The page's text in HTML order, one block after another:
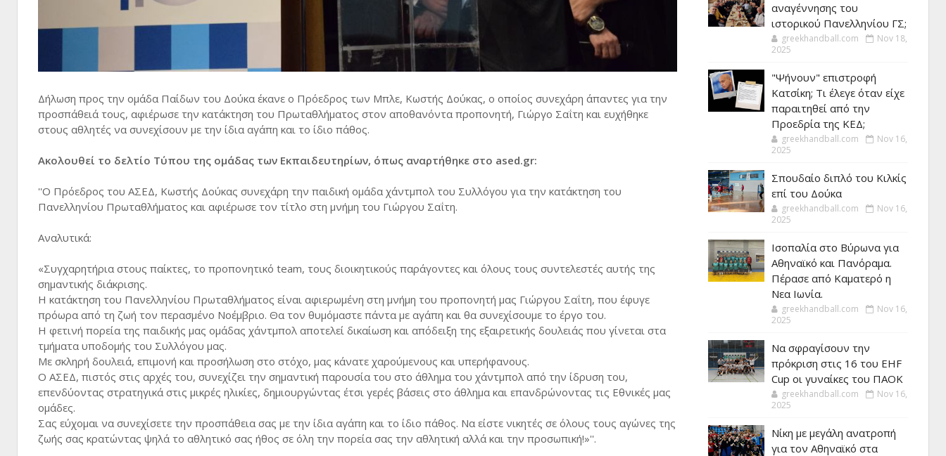
Δήλωση προς την ομάδα Παίδων του Δούκα έκανε ο Πρόεδρος των Μπλε, Κωστής Δούκας, ο οποίος συνεχάρη άπαντες για την
προσπάθειά τους, αφιέρωσε την κατάκτηση του Πρωταθλήματος στον αποθανόντα προπονητή, Γιώργο Σαΐτη και ευχήθηκε
στους αθλητές να συνεχίσουν με την ίδια αγάπη και το ίδιο πάθος.
Ακολουθεί το δελτίο Τύπου της ομάδας των Εκπαιδευτηρίων, όπως αναρτήθηκε στο ased.gr:
''Ο Πρόεδρος του ΑΣΕΔ, Κωστής Δούκας συνεχάρη την παιδική ομάδα χάντμπολ του Συλλόγου για την κατάκτηση του
Πανελληνίου Πρωταθλήματος και αφιέρωσε τον τίτλο στη μνήμη του Γιώργου Σαΐτη.
Αναλυτικά:
«Συγχαρητήρια στους παίκτες, το προπονητικό team, τους διοικητικούς παράγοντες και όλους τους συντελεστές αυτής της
σημαντικής διάκρισης.
Η κατάκτηση του Πανελληνίου Πρωταθλήματος είναι αφιερωμένη στη μνήμη του προπονητή μας Γιώργου Σαΐτη, που έφυγε
πρόωρα από τη ζωή τον περασμένο Νοέμβριο. Θα τον θυμόμαστε πάντα με αγάπη και θα συνεχίσουμε το έργο του.
Η φετινή πορεία της παιδικής μας ομάδας χάντμπολ αποτελεί δικαίωση και απόδειξη της εξαιρετικής δουλειάς που γίνεται στα
τμήματα υποδομής του Συλλόγου μας.
Με σκληρή δουλειά, επιμονή και προσήλωση στο στόχο, μας κάνατε χαρούμενους και υπερήφανους.
Ο ΑΣΕΔ, πιστός στις αρχές του, συνεχίζει την σημαντική παρουσία του στο άθλημα του χάντμπολ από την ίδρυση του,
επενδύοντας στρατηγικά στις μικρές ηλικίες, δημιουργώντας έτσι γερές βάσεις στο άθλημα και επανδρώνοντας τις Εθνικές μας
ομάδες.
Σας εύχομαι να συνεχίσετε την προσπάθεια σας με την ίδια αγάπη και το ίδιο πάθος. Να είστε νικητές σε όλους τους αγώνες της
ζωής σας κρατώντας ψηλά το αθλητικό σας ήθος σε όλη την πορεία σας την αθλητική αλλά και την προσωπική!»''.
αναγέννησης του
ιστορικού Πανελληνίου ΓΣ;
greekhandball.com
Nov 18,
2025
"Ψήνουν" επιστροφή
Κατσίκη; Τι έλεγε όταν είχε
παραιτηθεί από την
Προεδρία της ΚΕΔ;
greekhandball.com
Nov 16,
2025
Σπουδαίο διπλό του Κιλκίς
επί του Δούκα
greekhandball.com
Nov 16,
2025
Ισοπαλία στο Βύρωνα για
Αθηναϊκό και Πανόραμα.
Πέρασε από Καματερό η
Νεα Ιωνία.
greekhandball.com
Nov 16,
2025
Να σφραγίσουν την
πρόκριση στις 16 του EHF
Cup οι γυναίκες του ΠΑΟΚ
greekhandball.com
Nov 16,
2025
Νίκη με μεγάλη ανατροπή
για τον Αθηναϊκό στα